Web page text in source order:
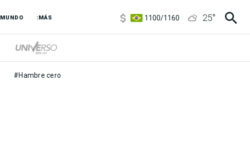
MUNDO :MÁS
1100/1160
25°
#Hambre cero